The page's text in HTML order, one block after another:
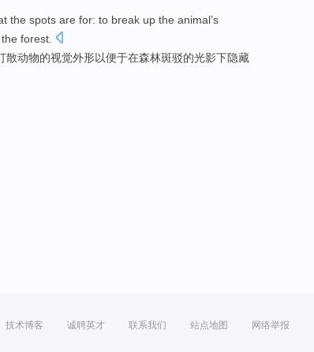
the spots are for: to break up the animal’s
the forest
散动物的视觉外形以便于在森林斑驳的光影下隐藏
技术博客 诚聘英才 联系我们 站点地图 网络举报